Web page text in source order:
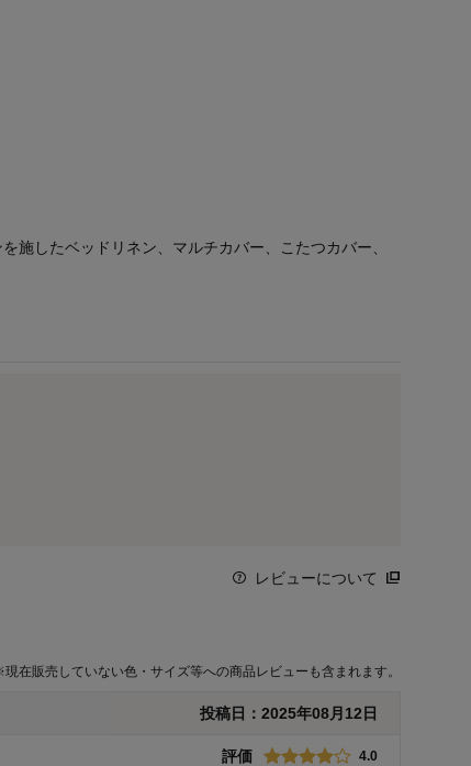
施したベッドリネン、マルチカバー、こたつカバー、
レビューについて
現在販売していない色・サイズ等への商品レビューも含まれます。
投稿日： 2025年08月12日
評価 4.0